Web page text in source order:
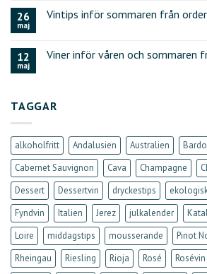
26
maj
Vintips inför sommaren från
12
maj
Viner inför våren och sommaren
TAGGAR
alkoholfritt Andalusien Australien
Cabernet Sauvignon
Cava Champagne
Dessert
Dessertvin dryckestips
Fyndvin
Italien Jerez julkalender
Loire
middagstips mousserande Pinot
Rheingau
Riesling Rioja Rosé Rosévin